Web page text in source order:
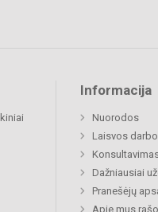
Informacija
Nuorodos
Laisvos
Dažniausiai
Pranešėjų
Apie mus rašo